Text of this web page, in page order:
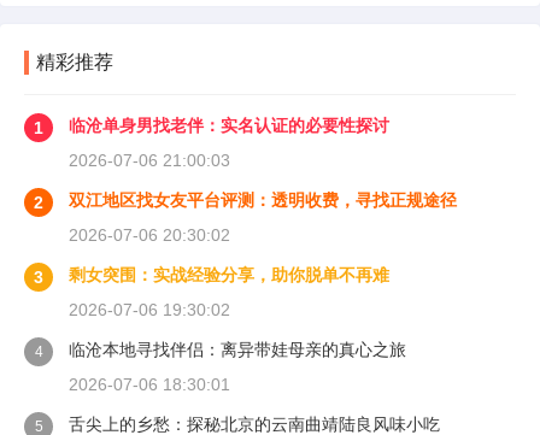
精彩推荐
1
临沧单身男找老伴：实名认证的必要性探讨
2026-07-06 21:00:03
2
双江地区找女友平台评测：透明收费，寻找正规途径
2026-07-06 20:30:02
3
剩女突围：实战经验分享，助你脱单不再难
2026-07-06 19:30:02
4
临沧本地寻找伴侣：离异带娃母亲的真心之旅
2026-07-06 18:30:01
5 舌尖上的乡愁：探秘北京的云南曲靖陆良风味小吃